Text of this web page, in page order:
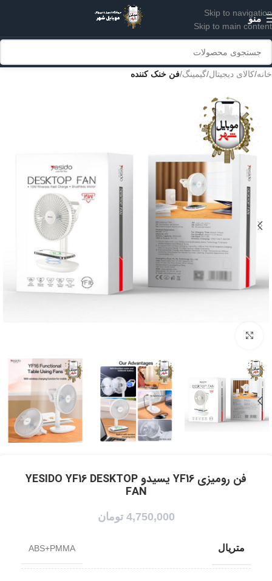
Skip to navigation
Skip to main content
منو
خانه کالای دیجیتال گیمینگ فن خنک کننده
فن رومیزی YF16 یسیدو YESIDO YF16 DESKTOP
FAN
4,750,000 تومان
متریال ABS+PMMA